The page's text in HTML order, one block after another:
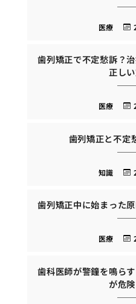
医療
歯列矯正で不定愁訴？
正し
医療
歯列矯正と不定
知識
歯列矯正中に始まった
医療
歯科医師が警鐘を鳴ら
が危